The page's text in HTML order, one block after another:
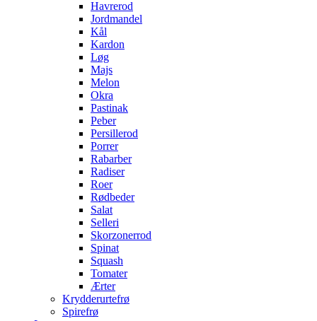
Havrerod
Jordmandel
Kål
Kardon
Løg
Majs
Melon
Okra
Pastinak
Peber
Persillerod
Porrer
Rabarber
Radiser
Roer
Rødbeder
Salat
Selleri
Skorzonerrod
Spinat
Squash
Tomater
Ærter
Krydderurtefrø
Spirefrø